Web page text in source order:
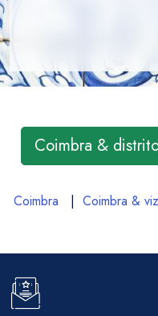
Coimbra &
Coimbra | Coimbra &